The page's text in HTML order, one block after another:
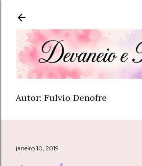
Autor: Fulvio Denofre
janeiro 10, 2019